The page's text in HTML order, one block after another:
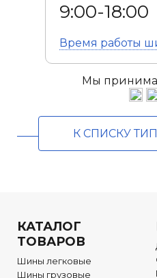
9:00-18:00
Время работы
Мы
К СПИСКУ
КАТАЛОГ
ТОВАРОВ
Шины легковые
Шины грузовые